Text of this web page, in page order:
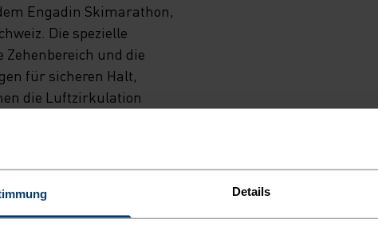
Details
Engadin Skimarathon,
Die spezielle
und die
für sicheren Halt,
die Luftzirkulation